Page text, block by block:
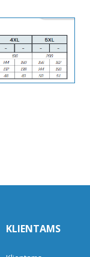
KLIENTAMS